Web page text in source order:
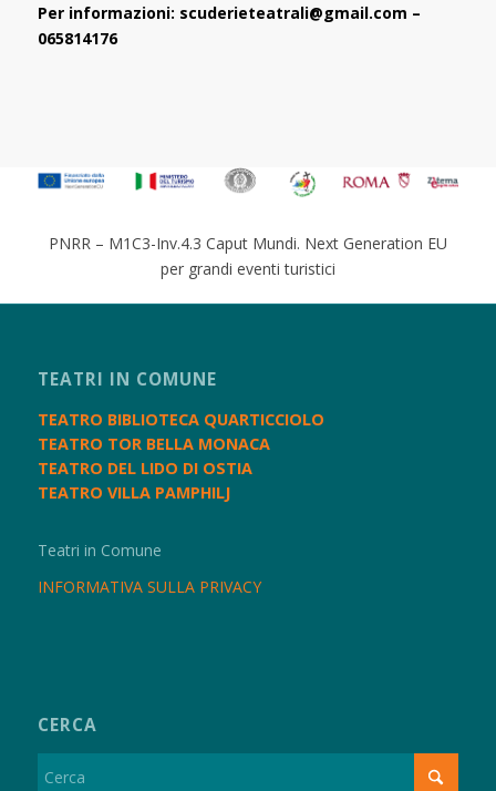
Per informazioni: scuderieteatrali@gmail.com –
065814176
PNRR – M1C3-Inv.4.3 Caput Mundi. Next Generation EU
per grandi eventi turistici
TEATRI IN COMUNE
TEATRO BIBLIOTECA QUARTICCIOLO
TEATRO TOR BELLA MONACA
TEATRO DEL LIDO DI OSTIA
TEATRO VILLA PAMPHILJ
Teatri in Comune
INFORMATIVA SULLA PRIVACY
CERCA